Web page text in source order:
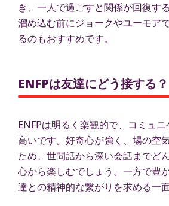
き、一人で過ごすと関係が回復す
溜め込む前にジョークやユーモア
るのもおすすめです。
ENFPは友達にどう接する？
ENFPは明るく楽観的で、コミュ
高いです。好奇心が強く、場の空
ため、世間話から深い会話までど
心から楽しむでしょう。一方で豊
達との精神的な繋がりを求める一